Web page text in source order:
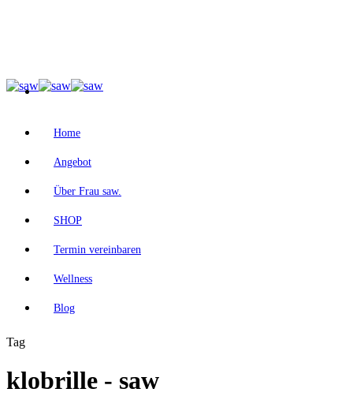
Home
Angebot
Über Frau saw.
SHOP
Termin vereinbaren
Wellness
Blog
Tag
klobrille - saw